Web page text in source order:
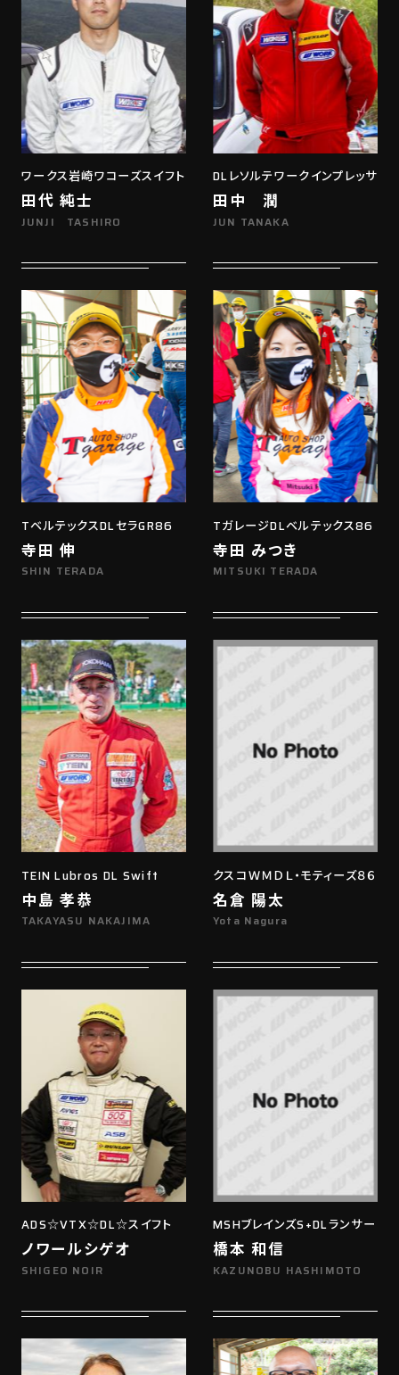
ワークス岩崎ワコーズスイフト
田代 純士
JUNJI TASHIRO
DLレソルテワークインプレッサ
田中 潤
JUN TANAKA
TベルテックスDLセラGR86
寺田 伸
SHIN TERADA
TガレージDLベルテックス86
寺田 みつき
MITSUKI TERADA
TEIN Lubros DL Swift
中島 孝恭
TAKAYASU NAKAJIMA
クスコＷＭＤＬ・モティーズ８６
名倉 陽太
Yota Nagura
ADS☆VTX☆DL☆スイフト
ノワールシゲオ
SHIGEO NOIR
MSHブレインズS+DLランサー
橋本 和信
KAZUNOBU HASHIMOTO